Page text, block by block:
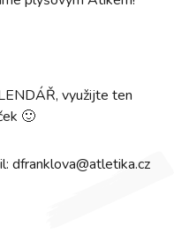
využijte ten
🙂
dfranklova@atletika.cz